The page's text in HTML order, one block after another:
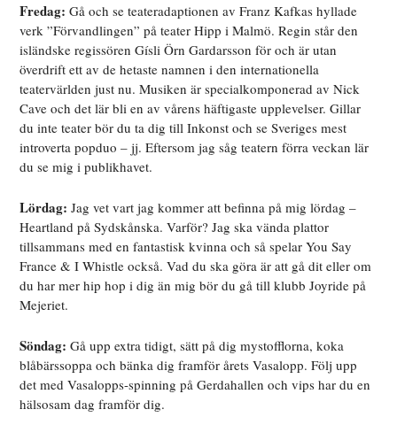
Fredag: Gå och se teateradaptionen av Franz Kafkas hyllade
verk ”Förvandlingen” på teater Hipp i Malmö. Regin står den
isländske regissören Gísli Örn Gardarsson för och är utan
överdrift ett av de hetaste namnen i den internationella
teatervärlden just nu. Musiken är specialkomponerad av Nick
Cave och det lär bli en av vårens häftigaste upplevelser. Gillar
du inte teater bör du ta dig till Inkonst och se Sveriges mest
introverta popduo – jj. Eftersom jag såg teatern förra veckan lär
du se mig i publikhavet.
Lördag:Jag vet vart jag kommer att befinna på mig lördag –
Heartland på Sydskånska. Varför? Jag ska vända plattor
tillsammans med en fantastisk kvinna och så spelar You Say
France & I Whistle också. Vad du ska göra är att gå dit eller om
du har mer hip hop i dig än mig bör du gå till klubb Joyride på
Mejeriet.
Söndag:Gå upp extra tidigt, sätt på dig mystofflorna, koka
blåbärssoppa och bänka dig framför årets Vasalopp. Följ upp
det med Vasalopps-spinning på Gerdahallen och vips har du en
hälsosam dag framför dig.